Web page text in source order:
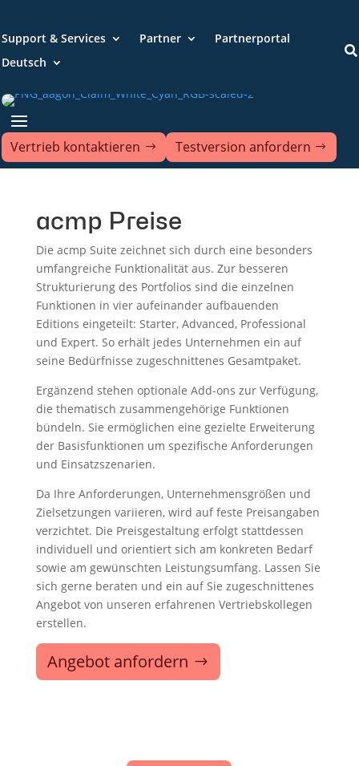
Support & Services Partner
Partnerportal
Deutsch

Vertrieb kontaktieren Testversion anfordern
acmp Preise
Die acmp Suite zeichnet sich durch eine besonders
umfangreiche Funktionalität aus. Zur besseren
Strukturierung des Portfolios sind die einzelnen
Funktionen in vier aufeinander aufbauenden
Editions eingeteilt: Starter, Advanced, Professional
und Expert. So erhält jedes Unternehmen ein auf
seine Bedürfnisse zugeschnittenes Gesamtpaket.
Ergänzend stehen optionale Add-ons zur Verfügung,
die thematisch zusammengehörige Funktionen
bündeln. Sie ermöglichen eine gezielte Erweiterung
der Basisfunktionen um spezifische Anforderungen
und Einsatzszenarien.
Da Ihre Anforderungen, Unternehmensgrößen und
Zielsetzungen variieren, wird auf feste Preisangaben
verzichtet. Die Preisgestaltung erfolgt stattdessen
individuell und orientiert sich am konkreten Bedarf
sowie am gewünschten Leistungsumfang. Lassen Sie
sich gerne beraten und ein auf Sie zugeschnittenes
Angebot von unseren erfahrenen Vertriebskollegen
erstellen.
Angebot anfordern